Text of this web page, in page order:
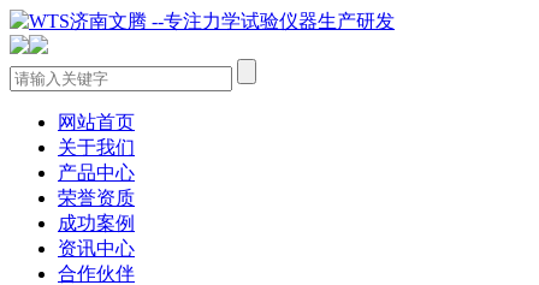
网站首页
关于我们
产品中心
荣誉资质
成功案例
资讯中心
合作伙伴